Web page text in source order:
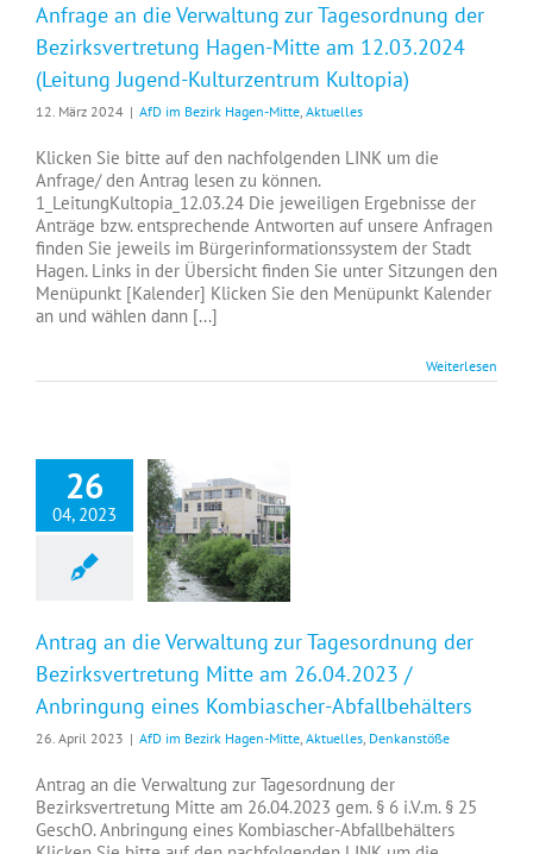
Anfrage an die Verwaltung zur Tagesordnung der
Bezirksvertretung Hagen-Mitte am 12.03.2024
(Leitung Jugend-Kulturzentrum Kultopia)
12. März 2024 | AfD im Bezirk Hagen-Mitte, Aktuelles
Klicken Sie bitte auf den nachfolgenden LINK um die
Anfrage/ den Antrag lesen zu können.
1_LeitungKultopia_12.03.24 Die jeweiligen Ergebnisse der
Anträge bzw. entsprechende Antworten auf unsere Anfragen
finden Sie jeweils im Bürgerinformationssystem der Stadt
Hagen. Links in der Übersicht finden Sie unter Sitzungen den
Menüpunkt [Kalender] Klicken Sie den Menüpunkt Kalender
an und wählen dann [...]
Weiterlesen
26
04, 2023
Antrag an die Verwaltung zur Tagesordnung der
Bezirksvertretung Mitte am 26.04.2023 /
Anbringung eines Kombiascher-Abfallbehälters
26. April 2023 | AfD im Bezirk Hagen-Mitte, Aktuelles, Denkanstöße
Antrag an die Verwaltung zur Tagesordnung der
Bezirksvertretung Mitte am 26.04.2023 gem. § 6 i.V.m. § 25
GeschO. Anbringung eines Kombiascher-Abfallbehälters